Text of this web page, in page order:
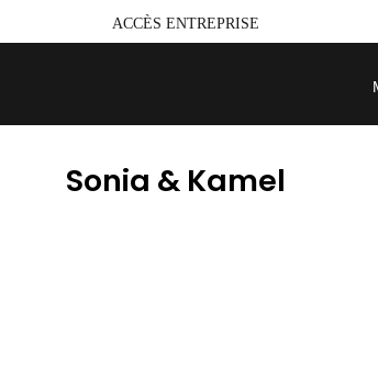
ACCÈS ENTREPRISE
Sonia & Kamel